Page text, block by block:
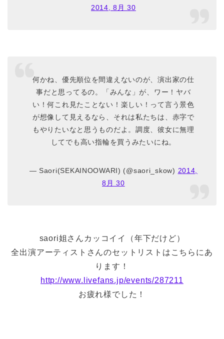
2014, 8月 30
何かね、優先順位を間違えないのが、演出家の仕
事だと思ってるの。「みんな」が、ワー！ヤバ
い！何これ見たことない！楽しい！って言う景色
が想像して見えるなら、それは私たちは、赤字で
もやりたいなと思うものだよ。調度、彼女に無理
してでも高い指輪を買うみたいにね。
— Saori(SEKAINOOWARI) (@saori_skow) 2014,
8月 30
saori姐さんカッコイイ（年下だけど）
全出演アーティストさんのセットリストはこちらにあ
ります！
http://www.livefans.jp/events/287211
お疲れ様でした！